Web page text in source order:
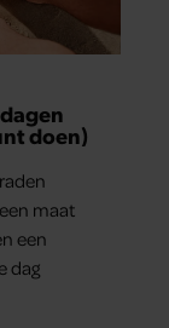
doen)
maat
een
dag